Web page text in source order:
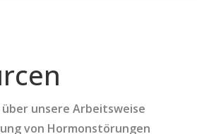
über unsere Arbeitsweise
von Hormonstörungen